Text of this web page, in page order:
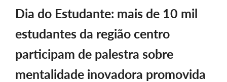
Dia do Estudante: mais de 10 mil
estudantes da região centro
participam de palestra sobre
mentalidade inovadora promovida